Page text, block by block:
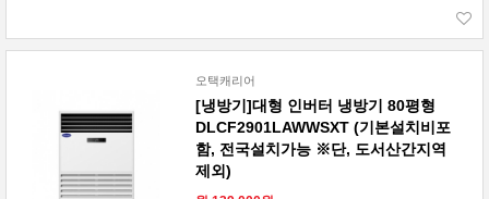
오택캐리어
[냉방기]대형 인버터 냉방기 80평형
DLCF2901LAWWSXT (기본설치비포
함, 전국설치가능 ※단, 도서산간지역
제외)